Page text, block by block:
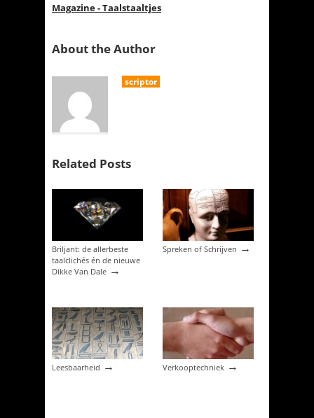
Magazine - Taalstaaltjes
About the Author
scriptor
Related Posts
Briljant: de allerbeste
taalclichés én de nieuwe
Dikke Van Dale →
Spreken of Schrijven →
Leesbaarheid → Verkooptechniek →